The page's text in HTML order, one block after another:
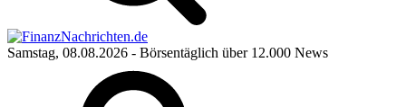
Samstag, 08.08.2026 - Börsentäglich über 12.000 News